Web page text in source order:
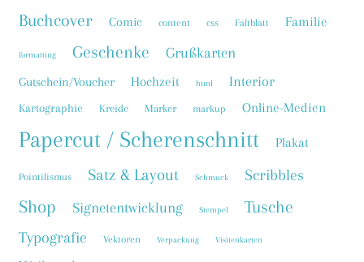
Buchcover Comic content css Faltblatt Familie
formatting Geschenke Grußkarten
Gutschein/Voucher Hochzeit html Interior
Kartographie Kreide Marker markup Online-Medien
Papercut / Scherenschnitt Plakat
Pointilismus Satz & Layout Schmuck Scribbles
Shop Signetentwicklung Stempel Tusche
Typografie Vektoren Verpackung Visitenkarten